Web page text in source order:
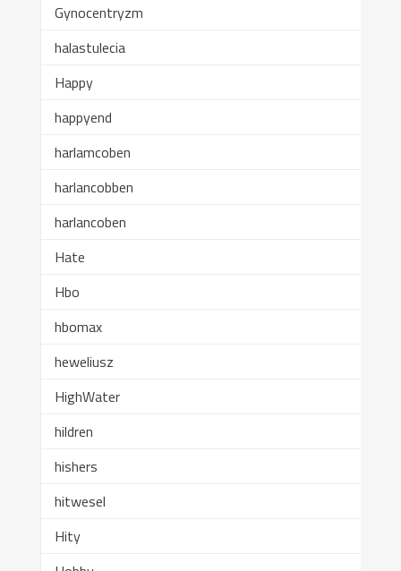
Gynocentryzm
halastulecia
Happy
happyend
harlamcoben
harlancobben
harlancoben
Hate
Hbo
hbomax
heweliusz
HighWater
hildren
hishers
hitwesel
Hity